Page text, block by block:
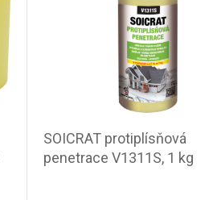
SOICRAT protiplísňová
penetrace V1311S, 1 kg